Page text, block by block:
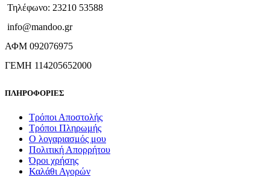
Τηλέφωνο: 23210 53588
info@mandoo.gr
ΑΦΜ 092076975
ΓΕΜΗ 114205652000
ΠΛΗΡΟΦΟΡΙΕΣ
Τρόποι Αποστολής
Τρόποι Πληρωμής
Ο λογαριασμός μου
Πολιτική Απορρήτου
Όροι χρήσης
Καλάθι Αγορών